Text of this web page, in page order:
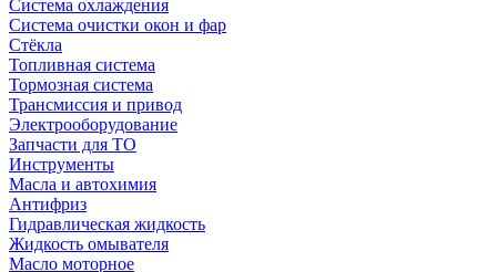
Система охлаждения
Система очистки окон и фар
Стёкла
Топливная система
Тормозная система
Трансмиссия и привод
Электрооборудование
Запчасти для ТО
Инструменты
Масла и автохимия
Антифриз
Гидравлическая жидкость
Жидкость омывателя
Масло моторное